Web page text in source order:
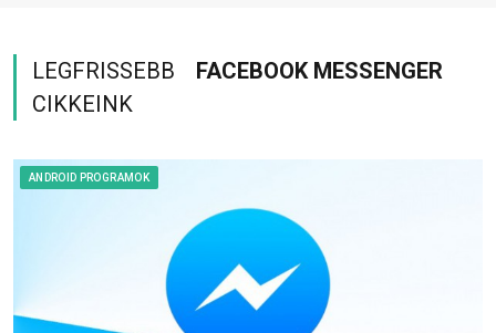
LEGFRISSEBB
FACEBOOK MESSENGER
CIKKEINK
ANDROID PROGRAMOK